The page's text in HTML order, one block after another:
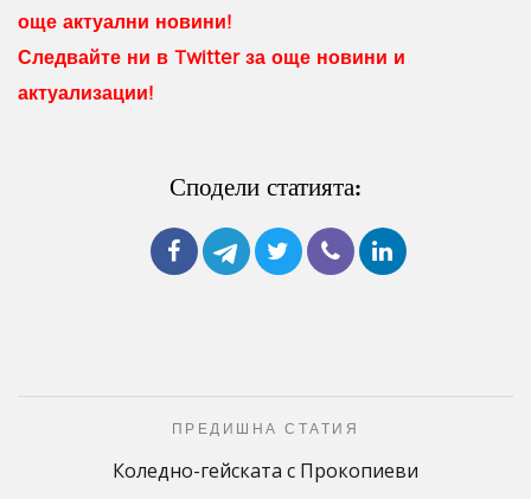
още актуални новини!
Следвайте ни в Twitter за още новини и
актуализации!
Сподели статията:
ПРЕДИШНА СТАТИЯ
Коледно-гейската с Прокопиеви